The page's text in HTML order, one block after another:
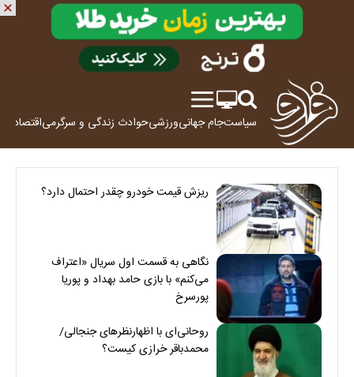
سیاستجام جهانیورزشیحوادث زندگی و سرگرمیاقتصاد
ریزش قیمت خودرو چقدر احتمال دارد؟
نگاهی به قسمت اول سریال «اعتراف
می‌کنم» با بازی حامد بهداد و پوریا
پورسرخ
روحانی‌ای با اظهارنظرهای جنجالی/
محمدباقر خرازی کیست؟